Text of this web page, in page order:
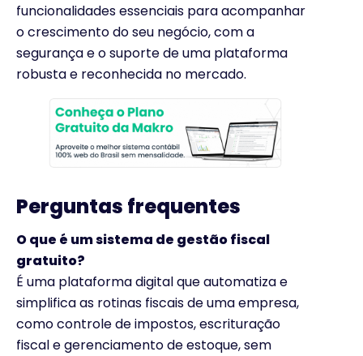
funcionalidades essenciais para acompanhar
o crescimento do seu negócio, com a
segurança e o suporte de uma plataforma
robusta e reconhecida no mercado.
Perguntas frequentes
O que é um sistema de gestão fiscal
gratuito?
É uma plataforma digital que automatiza e
simplifica as rotinas fiscais de uma empresa,
como controle de impostos, escrituração
fiscal e gerenciamento de estoque, sem